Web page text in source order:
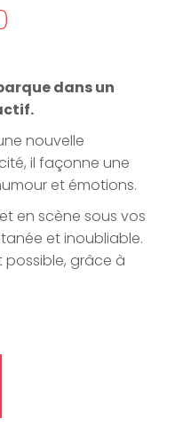
dans un
nouvelle
il façonne une
et émotions.
en scène sous vos
et inoubliable.
grâce à